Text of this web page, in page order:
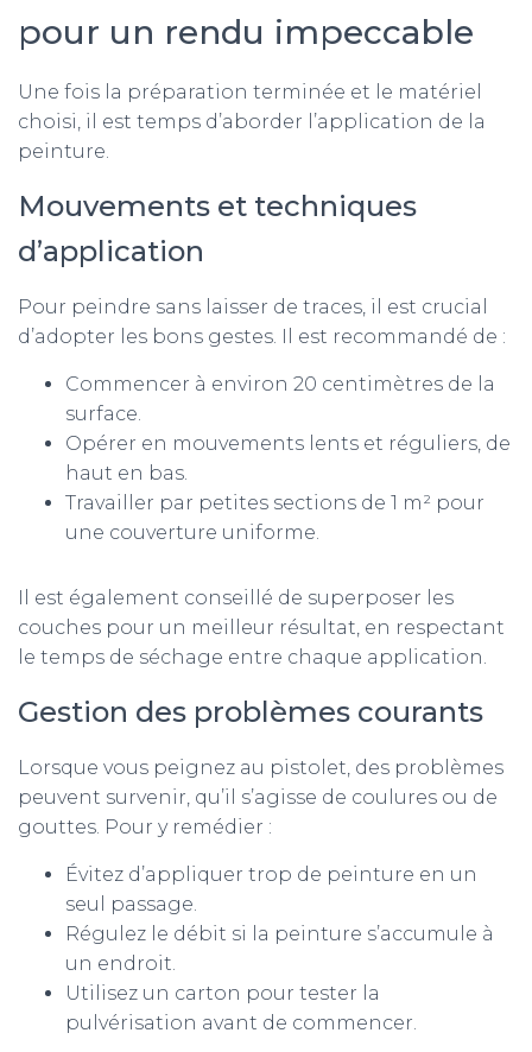
pour un rendu impeccable
Une fois la préparation terminée et le matériel
choisi, il est temps d’aborder l’application de la
peinture.
Mouvements et techniques
d’application
Pour peindre sans laisser de traces, il est crucial
d’adopter les bons gestes. Il est recommandé de :
Commencer à environ 20 centimètres de la
surface.
Opérer en mouvements lents et réguliers, de
haut en bas.
Travailler par petites sections de 1 m² pour
une couverture uniforme.
Il est également conseillé de superposer les
couches pour un meilleur résultat, en respectant
le temps de séchage entre chaque application.
Gestion des problèmes courants
Lorsque vous peignez au pistolet, des problèmes
peuvent survenir, qu’il s’agisse de coulures ou de
gouttes. Pour y remédier :
Évitez d’appliquer trop de peinture en un
seul passage.
Régulez le débit si la peinture s’accumule à
un endroit.
Utilisez un carton pour tester la
pulvérisation avant de commencer.